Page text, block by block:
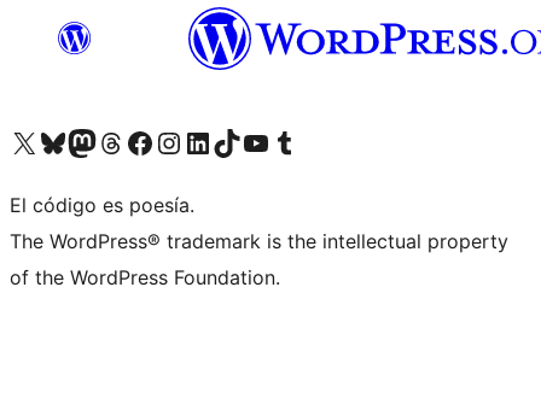
Visita nuestra cuenta de X (anteriormente Twitter)
Visita nuestra cuenta de Bluesky
Visita nuestra cuenta de Mastodon
Visita nuestra cuenta de Threads
Visita nuestra página de Facebook
Visita nuestra cuenta de Instagram
Visita nuestra cuenta de LinkedIn
Visita nuestra cuenta de TikTok
Visita nuestro canal de YouTube
Visita nuestra cuenta de Tumblr
El código es poesía.
The WordPress® trademark is the intellectual property
of the WordPress Foundation.